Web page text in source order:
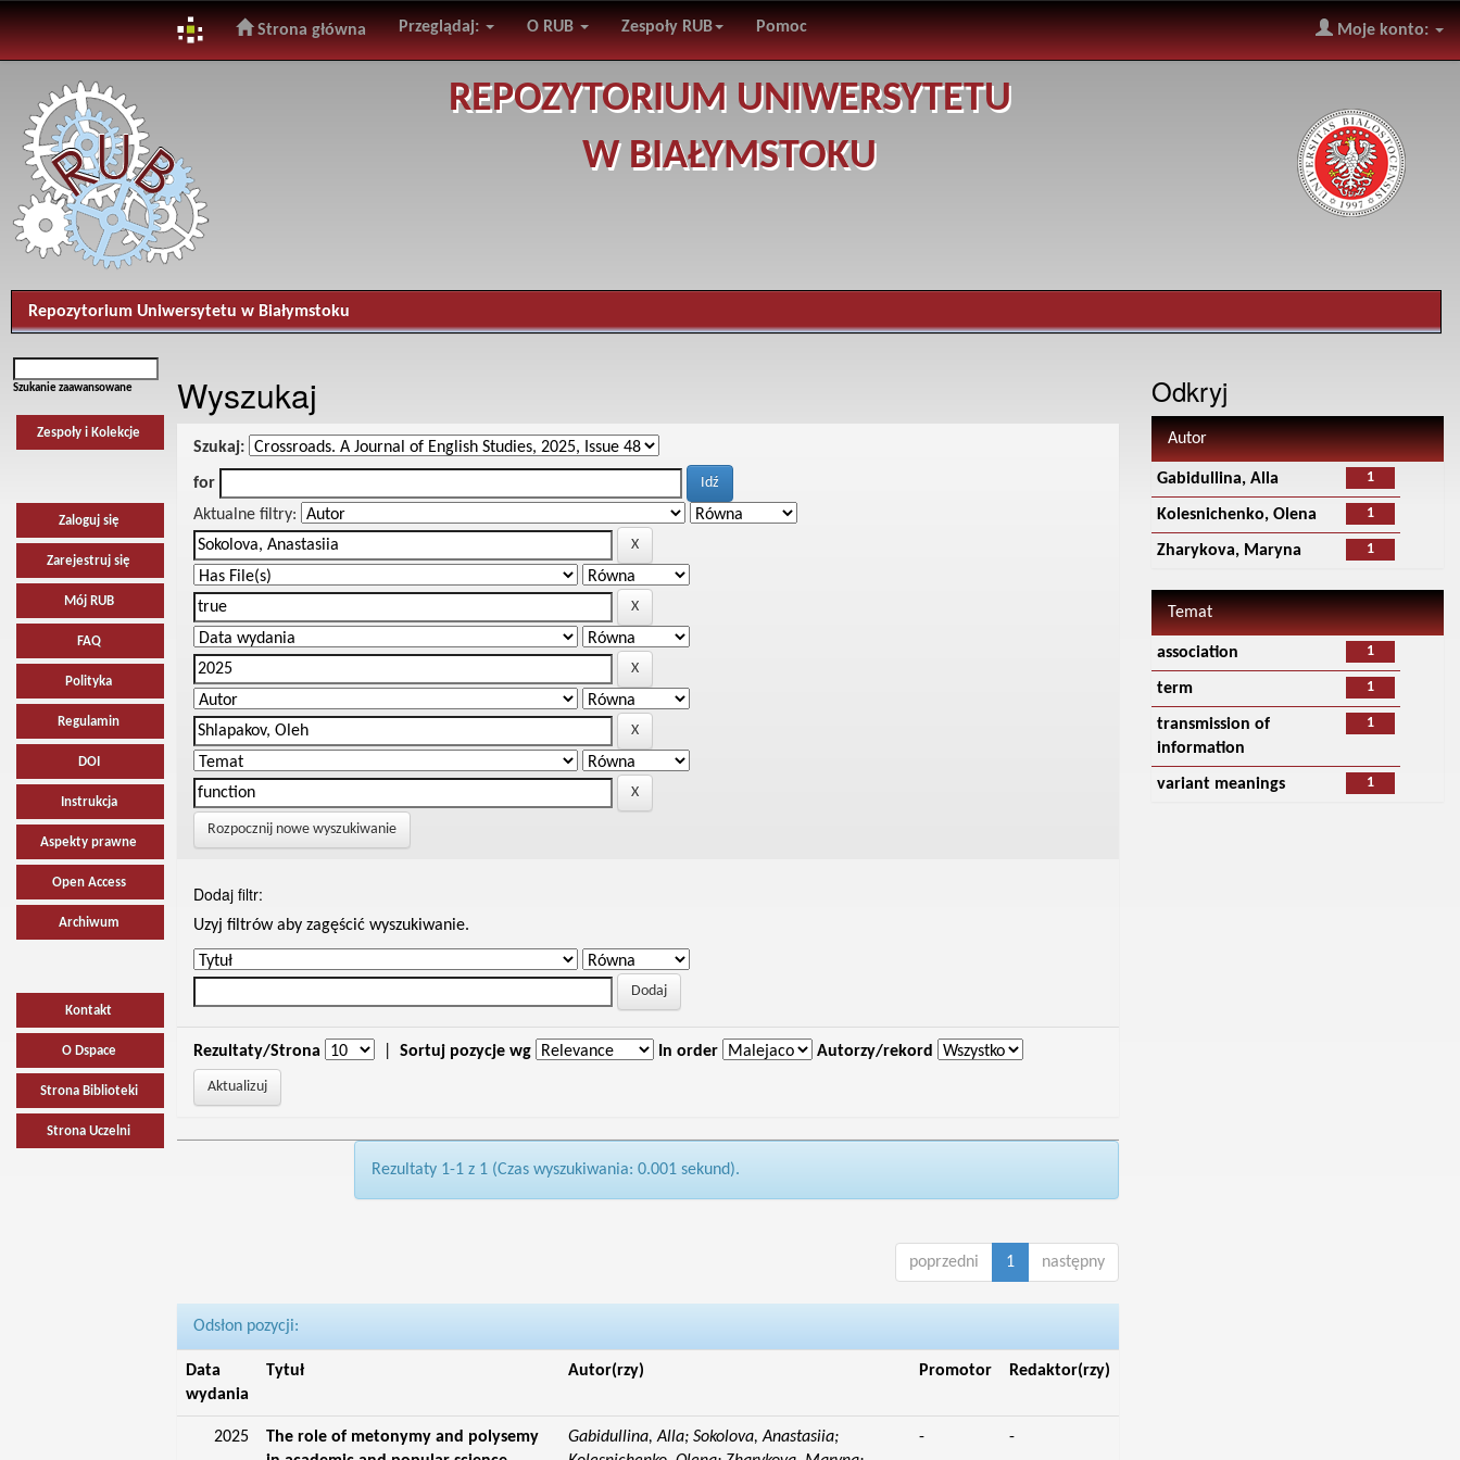
navigation
Strona główna Przeglądaj: O RUB Zespoły RUB Pomoc Moje konto:
REPOZYTORIUM UNIWERSYTETU
W BIAŁYMSTOKU
Repozytorium Uniwersytetu w Białymstoku
Szukanie zaawansowane
Zespoły i Kolekcje
Zaloguj się
Zarejestruj się
Mój RUB
FAQ
Polityka
Regulamin
DOI
Instrukcja
Aspekty prawne
Open Access
Archiwum
Kontakt
O Dspace
Strona Biblioteki
Strona Uczelni
Wyszukaj
Szukaj:
for
Aktualne filtry:
Rozpocznij nowe wyszukiwanie
Dodaj filtr:
Uzyj filtrów aby zagęścić wyszukiwanie.
Rezultaty/Strona Sortuj pozycje wg In order Autorzy/rekord
Rezultaty 1-1 z 1 (Czas wyszukiwania: 0.001 sekund).
poprzedni 1 następny
Odsłon pozycji:
Data
wydania
Tytuł Autor(rzy) Promotor Redaktor(rzy)
2025
The role of metonymy and polysemy
Gabidullina, Alla; Sokolova, Anastasiia;
- -
Odkryj
Autor
1
Gabidullina, Alla
1
Kolesnichenko, Olena
1
Zharykova, Maryna
Temat
1
association
1
term
1
transmission of
information
1
variant meanings